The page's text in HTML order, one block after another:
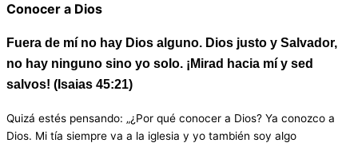
Conocer a Dios
Fuera de mí no hay Dios alguno. Dios justo y Salvador,
no hay ninguno sino yo solo. ¡Mirad hacia mí y sed
salvos! (Isaias 45:21)
Quizá estés pensando: „¿Por qué conocer a Dios? Ya conozco a
Dios. Mi tía siempre va a la iglesia y yo también soy algo